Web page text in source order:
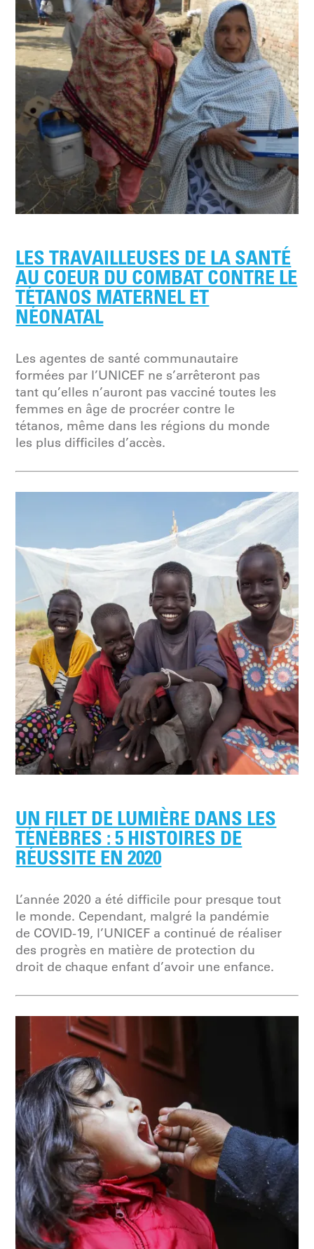
LES TRAVAILLEUSES DE LA SANTÉ
AU COEUR DU COMBAT CONTRE LE
TÉTANOS MATERNEL ET
NÉONATAL
Les agentes de santé communautaire
formées par l’UNICEF ne s’arrêteront pas
tant qu’elles n’auront pas vacciné toutes les
femmes en âge de procréer contre le
tétanos, même dans les régions du monde
les plus difficiles d’accès.
UN FILET DE LUMIÈRE DANS LES
TÉNÈBRES : 5 HISTOIRES DE
RÉUSSITE EN 2020
L’année 2020 a été difficile pour presque tout
le monde. Cependant, malgré la pandémie
de COVID-19, l’UNICEF a continué de réaliser
des progrès en matière de protection du
droit de chaque enfant d’avoir une enfance.